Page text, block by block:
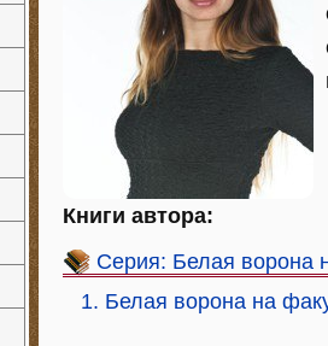
Книги автора:
Серия: Белая ворона
1. Белая ворона на